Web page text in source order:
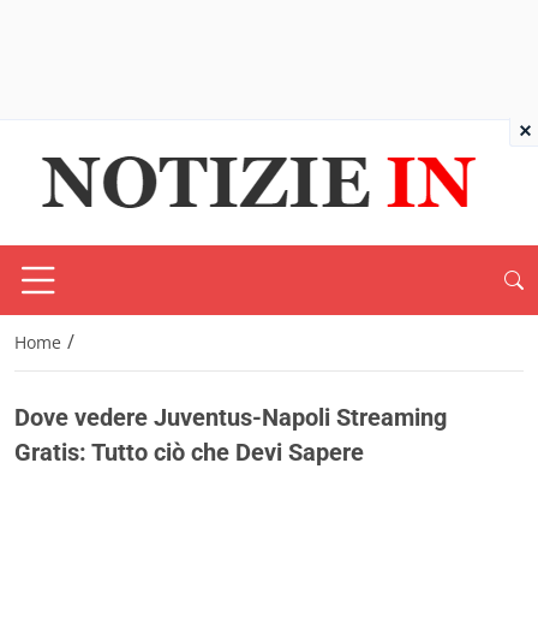
Home /
Dove vedere Juventus-Napoli Streaming
Gratis: Tutto ciò che Devi Sapere
×